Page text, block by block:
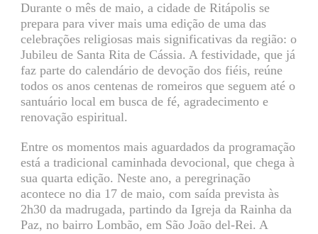
Durante o mês de maio, a cidade de Ritápolis se
prepara para viver mais uma edição de uma das
celebrações religiosas mais significativas da região: o
Jubileu de Santa Rita de Cássia. A festividade, que já
faz parte do calendário de devoção dos fiéis, reúne
todos os anos centenas de romeiros que seguem até o
santuário local em busca de fé, agradecimento e
renovação espiritual.
Entre os momentos mais aguardados da programação
está a tradicional caminhada devocional, que chega à
sua quarta edição. Neste ano, a peregrinação
acontece no dia 17 de maio, com saída prevista às
2h30 da madrugada, partindo da Igreja da Rainha da
Paz, no bairro Lombão, em São João del-Rei. A